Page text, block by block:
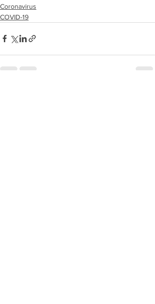
Coronavirus
COVID-19